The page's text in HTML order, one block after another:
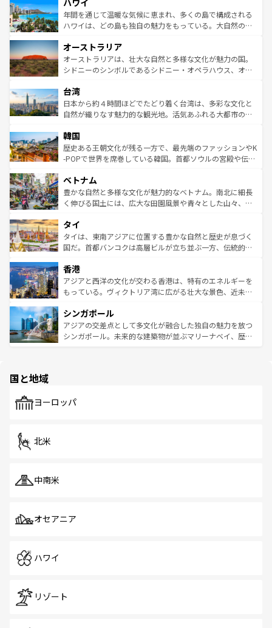
ば市内交通費無料で観光を楽しむこともできる。 なお、新
着のスイス情報はコンテンツ一覧 を参照してほしい。
のような巨大都市は、観光、ショッピング、エンターテイ
ンメントが詰まった刺激的なスポットだ。一方、アメリカ
西部には大自然が広がり、グランドキャニオンやイエロー
部のニューオーリンズでは、音楽と美食が融合した独特の
文化が魅力。旅行者はアメリカの各地域で異なる魅力を楽
しみながら、その多様性と豊かな歴史を感じることができ
ならではの贅沢な旅のスタイルだ。 なお、新着のアメリカ
情報はコンテンツ一覧を参照してほしい。
ハワイ
年間を通じて温暖な気候に恵まれ、多くの島で構成される
ハワイは、どの島も独自の魅力をもっている。大自然の神
ワイ島は見逃せない。また、定番の観光地といえばオアフ
島だが、静かな自然を求めるならマウイ島やカウアイ島が
おすすめ。エメラルドグリーンに輝く海をはじめ、豊かな
れるおもてなしの心で訪れる人々を迎えてくれるハワイの
人々、おいしいローカルフードやハワイアンミュージッ
ク、伝統的なフラダンスなど、すべてがハワイの魅力を彩
ワイを、存分に味わってほしい。 なお、新着のハワイ情報
はコンテンツ一覧を参照してほしい。
オーストラリア
オーストラリアは、壮大な自然と多様な文化が魅力の国。
シドニーのシンボルであるシドニー・オペラハウス、オー
リアリーフや大陸中央部にそびえるウルル（エアーズロッ
ク）、タスマニアの美しい原生林やケアンズの熱帯雨林な
ど、見どころがたくさん。また、カフェやワイン、オージ
いる。アクティビティも充実しており、サーフィンやダイ
ビング、ハイキングなど、アウトドア好きにはたまらな
い。オーストラリアの多彩な魅力を存分に味わいつくそ
参照してほしい。
台湾
日本から約４時間ほどでたどり着く台湾は、多彩な文化と
自然が織りなす魅力的な観光地。活気あふれる大都市の台
ン）、静ひつな山岳地帯である台湾東部など、都市の喧騒
と山間の静けさが共存しており、訪れる人に新しい発見と
驚きをもたらしてくれる。また、奥深い台湾の食文化も魅
容にもいいと評判のスイーツなど、バラエティ豊かな料理
が味わえる。 なお、新着の台湾情報は コンテンツ一覧を参
照してほしい。
韓国
歴史ある王朝文化が残る一方で、最先端のファッションやK
-POPで世界を席巻している韓国。首都ソウルの宮殿や伝統
き、地方に足を延ばせば四季折々の自然美を楽しむことが
できる。そして、キムチや焼肉、絶品のストリートフード
まで、さまざまな韓国料理が待っている。夜には、韓国な
リティに包まれながら、韓国の多彩な魅力を心ゆくまで味
わってみてほしい。 なお、新着の韓国情報はコンテンツ一
覧を参照してほしい。
ベトナム
豊かな自然と多様な文化が魅力的なベトナム。南北に細長
く伸びる国土には、広大な田園風景や青々とした山々、世
急速な発展と共に伝統が息づく。ハノイの古い町並みやホ
ーチミン市のフランス統治時代の建物も、独特の雰囲気を
醸し出している。また、バラエティの豊かさとおいしさで
とつ。フォーやバインミー、ベトナムコーヒーなどは、ぜ
ひ現地で味わいたい。どの地域を訪れてもあたたかい人々
が旅行者を迎えてくれるので、きっと忘れられない旅にな
参照してほしい。
タイ
タイは、東南アジアに位置する豊かな自然と歴史が息づく
国だ。首都バンコクは高層ビルが立ち並ぶ一方、伝統的な
の活気が交差している。北部ではチェンマイなどの山岳地
帯で自然と触れ合い、南部ではプーケットやクラビの美し
いビーチでリゾート気分を楽しむことができる。タイ料理
激する。気候は一年中温暖で、どの季節にも異なる楽しみ
が待っている。親しみやすいタイの人々、仏教を中心とし
た文化、そして多様な観光資源が、訪れる旅人を魅了し続
香港
アジアと西洋の文化が交わる香港は、特有のエネルギーを
もっている。ヴィクトリア湾に広がる壮大な景色、近未来
み、どこを訪れても感動するはず。観光スポットが密集し
ており、効率よく見どころを回れるのも魅力。息をのむよ
うな絶景から文化的な体験まで、香港を存分に楽しみ尽く
シンガポール
アジアの交差点として多文化が融合した独自の魅力を放つ
シンガポール。未来的な建築物が並ぶマリーナベイ、歴史
で、ホーカーズは地元の風情を楽しめる外せないスポット
国と地域
ヨーロッパ
北米
中南米
オセアニア
ハワイ
リゾート